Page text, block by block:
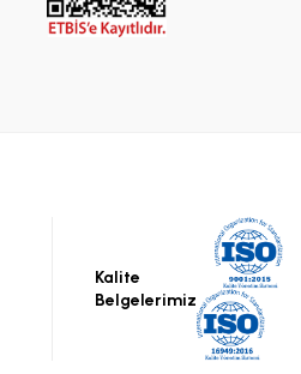
Kalite
Belgelerimiz